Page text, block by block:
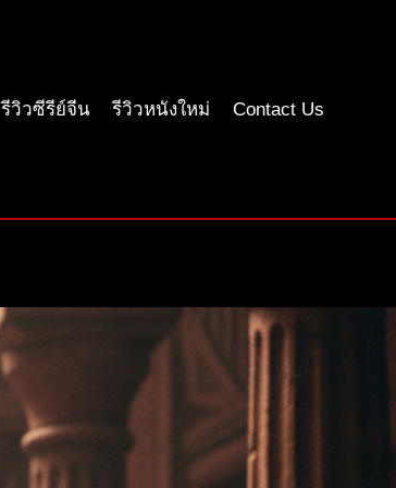
รีวิวซีรีย์จีน รีวิวหนังใหม่ Contact Us